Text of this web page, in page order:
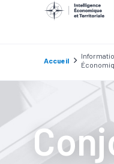
Accueil